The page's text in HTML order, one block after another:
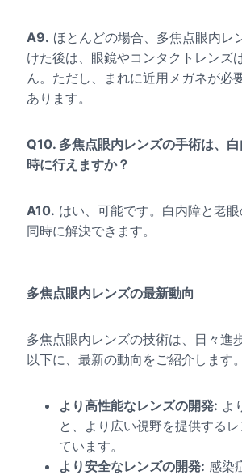
A9. ほとんどの場合、多焦点眼内レ
けた後は、眼鏡やコンタクトレンズ
ん。ただし、まれに近用メガネが必
あります。
Q10. 多焦点眼内レンズの手術は、
時に行えますか？
A10. はい、可能です。白内障と老
同時に解決できます。
多焦点眼内レンズの最新動向
多焦点眼内レンズの技術は、日々進
以下に、最新の動向をご紹介します。
より高性能なレンズの開発: よ
と、より広い視野を提供する
ています。
より安全なレンズの開発: 感染